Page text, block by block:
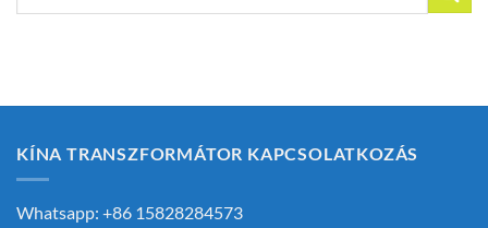
KÍNA TRANSZFORMÁTOR KAPCSOLATKOZÁS
Whatsapp: +86 15828284573